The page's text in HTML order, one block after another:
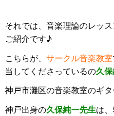
それでは、音楽理論のレッ
ご紹介です♪
こちらが、 サークル音楽教室
当してくださっているの久
神戸市灘区の音楽教室のギ
神戸出身の久保純一先生は